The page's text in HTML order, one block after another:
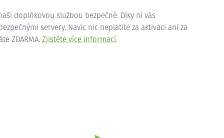
doplňkovou službou bezpečné. Díky ní vás
servery. Navíc nic neplatíte za aktivaci ani za
ZDARMA. Zjistěte více informací.